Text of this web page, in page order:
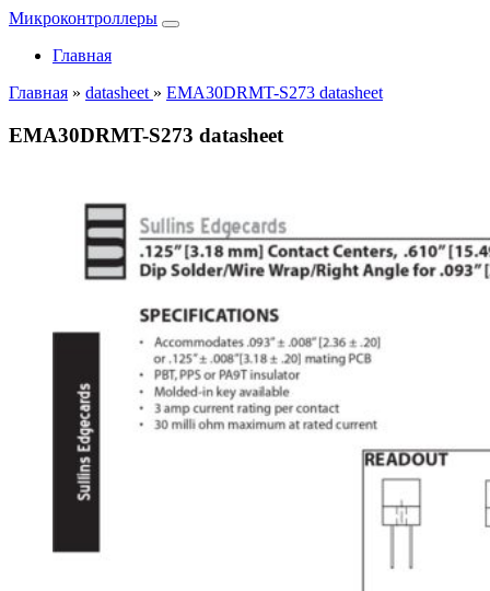
Микроконтроллеры
Главная
Главная » datasheet » EMA30DRMT-S273 datasheet
EMA30DRMT-S273 datasheet